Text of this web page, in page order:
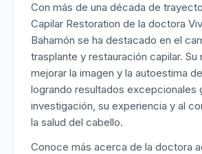
Con más de una década de
Capilar Restoration de la doctora
Bahamón se ha destacado en el
trasplante y restauración capilar. Su
mejorar la imagen y la autoestima
logrando resultados excepcionales
investigación, su experiencia y al
la salud del cabello.
Conoce más acerca de la doctora